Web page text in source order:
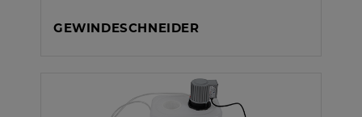
GEWINDESCHNEIDER